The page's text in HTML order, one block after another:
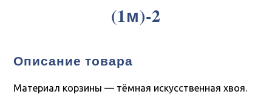
(1м)-2
Описание товара
Материал корзины — тёмная искусственная хвоя.